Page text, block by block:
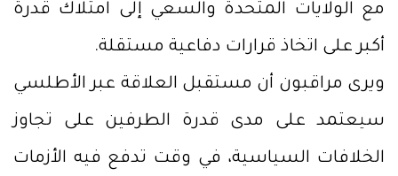
مع الولايات المتحدة والسعي إلى امتلاك قدرة
أكبر على اتخاذ قرارات دفاعية مستقلة.
ويرى مراقبون أن مستقبل العلاقة عبر الأطلسي
سيعتمد على مدى قدرة الطرفين على تجاوز
الخلافات السياسية، في وقت تدفع فيه الأزمات